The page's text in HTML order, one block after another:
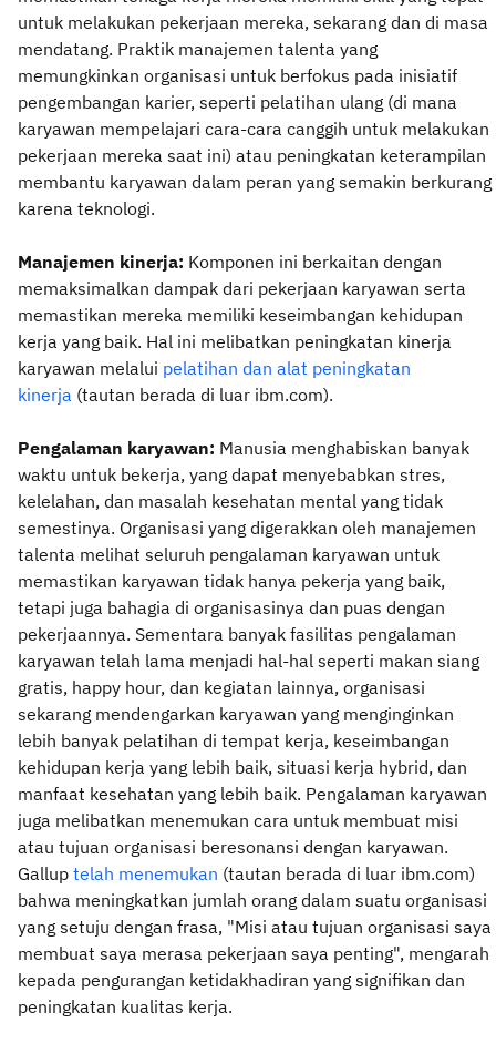
untuk melakukan pekerjaan mereka, sekarang dan di masa
mendatang. Praktik manajemen talenta yang
memungkinkan organisasi untuk berfokus pada inisiatif
pengembangan karier, seperti pelatihan ulang (di mana
karyawan mempelajari cara-cara canggih untuk melakukan
pekerjaan mereka saat ini) atau peningkatan keterampilan
membantu karyawan dalam peran yang semakin berkurang
karena teknologi.
Manajemen kinerja: Komponen ini berkaitan dengan
memaksimalkan dampak dari pekerjaan karyawan serta
memastikan mereka memiliki keseimbangan kehidupan
kerja yang baik. Hal ini melibatkan peningkatan kinerja
karyawan melalui pelatihan dan alat peningkatan
kinerja (tautan berada di luar ibm.com).
Pengalaman karyawan: Manusia menghabiskan banyak
waktu untuk bekerja, yang dapat menyebabkan stres,
kelelahan, dan masalah kesehatan mental yang tidak
semestinya. Organisasi yang digerakkan oleh manajemen
talenta melihat seluruh pengalaman karyawan untuk
memastikan karyawan tidak hanya pekerja yang baik,
tetapi juga bahagia di organisasinya dan puas dengan
pekerjaannya. Sementara banyak fasilitas pengalaman
karyawan telah lama menjadi hal-hal seperti makan siang
gratis, happy hour, dan kegiatan lainnya, organisasi
sekarang mendengarkan karyawan yang menginginkan
lebih banyak pelatihan di tempat kerja, keseimbangan
kehidupan kerja yang lebih baik, situasi kerja hybrid, dan
manfaat kesehatan yang lebih baik. Pengalaman karyawan
juga melibatkan menemukan cara untuk membuat misi
atau tujuan organisasi beresonansi dengan karyawan.
Gallup telah menemukan (tautan berada di luar ibm.com)
bahwa meningkatkan jumlah orang dalam suatu organisasi
yang setuju dengan frasa, "Misi atau tujuan organisasi saya
membuat saya merasa pekerjaan saya penting", mengarah
kepada pengurangan ketidakhadiran yang signifikan dan
peningkatan kualitas kerja.